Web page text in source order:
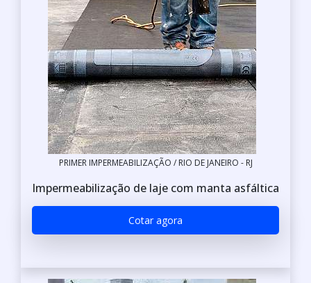
PRIMER IMPERMEABILIZAÇÃO / RIO DE JANEIRO - RJ
Impermeabilização de laje com manta asfáltica
Cotar agora